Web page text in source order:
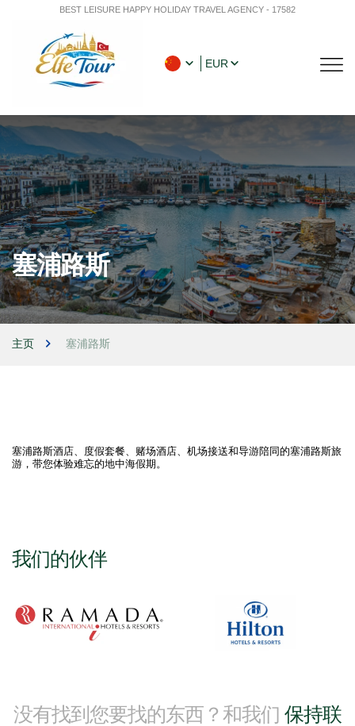
BEST LEISURE HAPPY HOLIDAY TRAVEL AGENCY - 17582
EUR
塞浦路斯
主页 塞浦路斯
塞浦路斯酒店、度假套餐、赌场酒店、机场接送和导游陪同的塞浦路斯旅
游，带您体验难忘的地中海假期。
我们的伙伴
没有找到您要找的东西？和我们 保持联